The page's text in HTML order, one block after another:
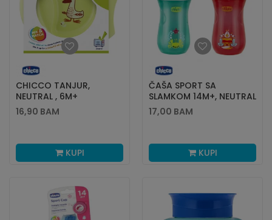
CHICCO TANJUR,
NEUTRAL , 6M+
16,90 BAM
KUPI
ČAŠA SPORT SA
SLAMKOM 14M+, NEUTRAL
17,00 BAM
KUPI